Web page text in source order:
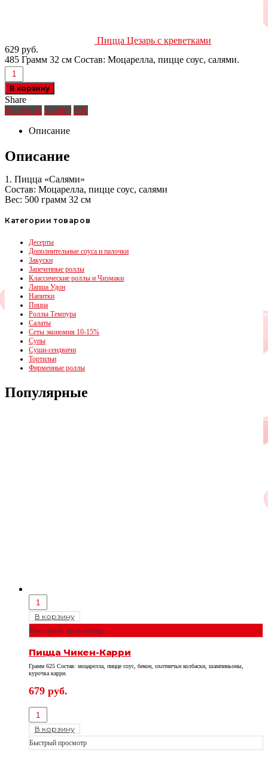
Пицца Цезарь с креветками
629 руб.
485 Грамм 32 см Состав: Моцарелла, пицце соус, салями.
В корзину
Share
Facebook Twitter VK
Описание
Описание
1. Пицца «Салями»
Состав: Моцарелла, пицце соус, салями
Вес: 500 грамм 32 см
Категории товаров
Десерты
Дополнительные соуса и палочки
Закуски
Запеченные роллы
Классические роллы и Чизмаки
Лапша Удон
Напитки
Пицца
Роллы Темпура
Салаты
Сеты экономия 10-15%
Супы
Суши-сендвичи
Тортильи
Фирменные роллы
Популярные
В корзину
Быстрый просмотр
Пицца Чикен-Карри
Грамм 625 Состав: моцарелла, пицце соус, бекон, охотничьи колбаски, шампиньоны,
курочка карри.
679 руб.
В корзину
Быстрый просмотр